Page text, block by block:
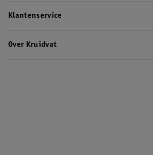
Klantenservice
Over Kruidvat